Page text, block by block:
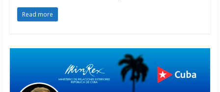
Read more